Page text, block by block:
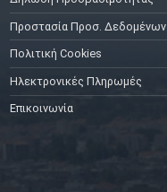
Προστασία Προσ. Δεδομένων
Πολιτική Cookies
Ηλεκτρονικές Πληρωμές
Επικοινωνία